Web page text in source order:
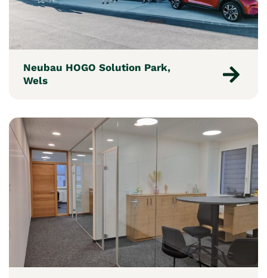
Neubau HOGO Solution Park,
Wels